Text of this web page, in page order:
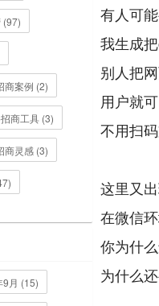
(97)
商案例 (2)
商工具 (3)
商灵感 (3)
月 (15)
有人可
我生成
别人把
用户就
不用扫
这里又
在微信
你为什
为什么